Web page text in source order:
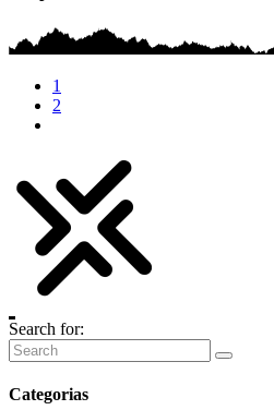
1
2
Search for:
Categorias